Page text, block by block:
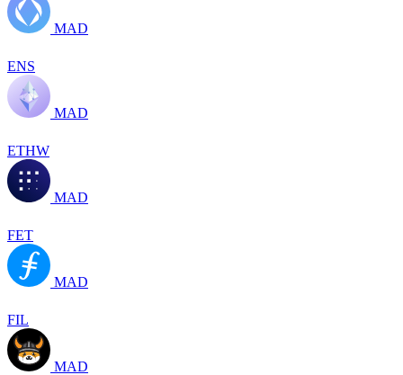
MAD
ENS
MAD
ETHW
MAD
FET
MAD
FIL
MAD